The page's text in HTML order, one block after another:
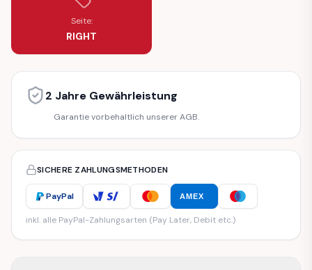
Seite:
RIGHT
2 Jahre Gewährleistung
Garantie vorbehaltlich unserer AGB.
SICHERE ZAHLUNGSMETHODEN
PayPal AMEX
inkl. alle PayPal-Zahlungsarten (Pay Later, Debit etc.)